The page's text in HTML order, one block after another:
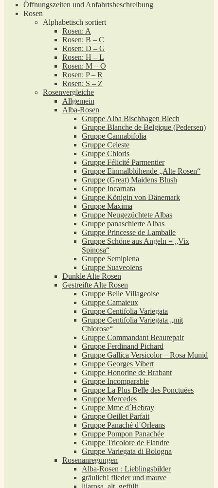
Öffnungszeiten und Anfahrtsbeschreibung
Rosen
Alphabetisch sortiert
Rosen: A
Rosen: B – C
Rosen: D – G
Rosen: H – L
Rosen: M – O
Rosen: P – R
Rosen: S – Z
Rosenvergleiche
Allgemein
Alba-Rosen
Gruppe Alba Bischhagen Blech
Gruppe Blanche de Belgique (Pedersen)
Gruppe Cannabifolia
Gruppe Celeste
Gruppe Chloris
Gruppe Félicité Parmentier
Gruppe Einmalblühende „Alte Rosen“
Gruppe (Great) Maidens Blush
Gruppe Incarnata
Gruppe Königin von Dänemark
Gruppe Maxima
Gruppe Neugezüchtete Albas
Gruppe panaschierte Albas
Gruppe Princesse de Lamballe
Gruppe Schöne aus Angeln = „Vix
Spinosa“
Gruppe Semiplena
Gruppe Suaveolens
Dunkle Alte Rosen
Gestreifte Alte Rosen
Gruppe Belle Villageoise
Gruppe Camaieux
Gruppe Centifolia Variegata
Gruppe Centifolia Variegata „mit
Chlorose“
Gruppe Commandant Beaurepair
Gruppe Ferdinand Pichard
Gruppe Gallica Versicolor – Rosa Munid
Gruppe Georges Vibert
Gruppe Honorine de Brabant
Gruppe Incomparable
Gruppe La Plus Belle des Ponctuées
Gruppe Mercedes
Gruppe Mme d´Hebray
Gruppe Oeillet Parfait
Gruppe Panaché d´Orleans
Gruppe Pompon Panachée
Gruppe Tricolore de Flandre
Gruppe Variegata di Bologna
Rosenanregungen
Alba-Rosen : Lieblingsbilder
gräulich! flieder und mauve
lilarosa, alt, gefüllt